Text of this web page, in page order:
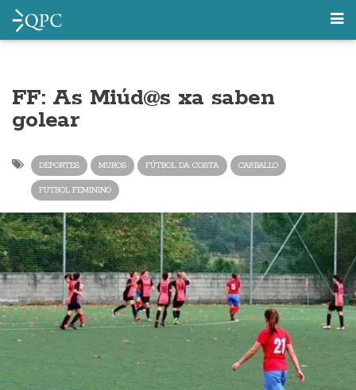
FF: As Miúd@s xa saben
golear
DEPORTES MUROS FÚTBOL DA COSTA CARBALLO
FUTBOL FEMININO